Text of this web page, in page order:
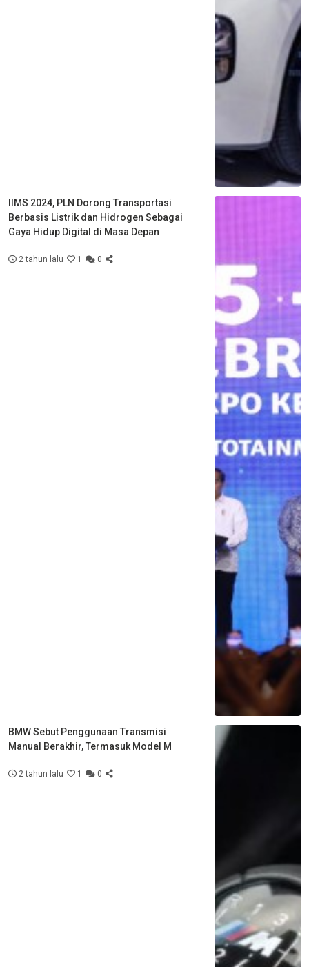
IIMS 2024, PLN Dorong Transportasi
Berbasis Listrik dan Hidrogen Sebagai
Gaya Hidup Digital di Masa Depan
2 tahun lalu 1 0
BMW Sebut Penggunaan Transmisi
Manual Berakhir, Termasuk Model M
2 tahun lalu 1 0